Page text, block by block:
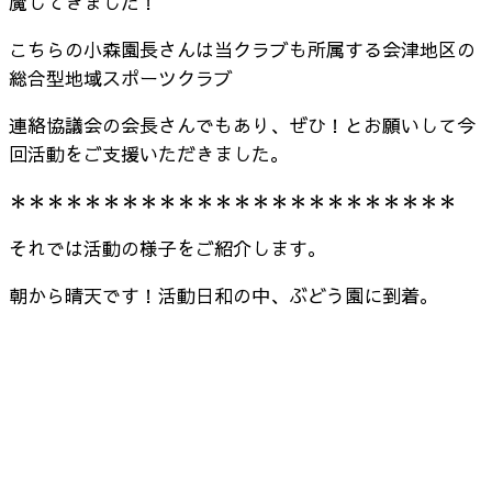
こちらの小森園長さんは当クラブも所属する会津地区の
総合型地域スポーツクラブ
連絡協議会の会長さんでもあり、ぜひ！とお願いして今
回活動をご支援いただきました。
＊＊＊＊＊＊＊＊＊＊＊＊＊＊＊＊＊＊＊＊＊＊＊＊
それでは活動の様子をご紹介します。
朝から晴天です！活動日和の中、ぶどう園に到着。